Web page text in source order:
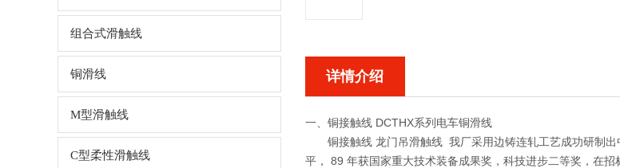
组合式滑触线
铜滑线
M型滑触线
C型柔性滑触线
详情介绍
一、铜接触线 DCTHX系列电车铜滑线
铜接触线 龙门吊滑触线 我厂采用边铸连轧工艺成功研制出
平， 89 年获国家重大技术装备成果奖，科技进步二等奖，在招